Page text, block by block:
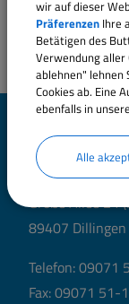
a.d.Donau
Große Allee 24
89407 Dillingen
Telefon:09071
Fax: 09071 51-
wir auf dieser
Präferenzen Ihre
Betätigen des
Verwendung aller
ablehnen"
Cookies ab. Eine
ebenfalls in
Alle